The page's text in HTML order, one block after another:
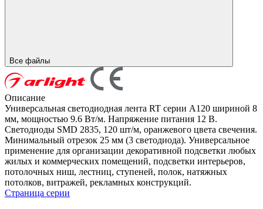
Все файлы
Описание
Универсальная светодиодная лента RT серии A120 шириной 8
мм, мощностью 9.6 Вт/м. Напряжение питания 12 В.
Светодиоды SMD 2835, 120 шт/м, оранжевого цвета свечения.
Минимальный отрезок 25 мм (3 светодиода). Универсальное
применение для организации декоративной подсветки любых
жилых и коммерческих помещений, подсветки интерьеров,
потолочных ниш, лестниц, ступеней, полок, натяжных
потолков, витражей, рекламных конструкций.
Страница серии